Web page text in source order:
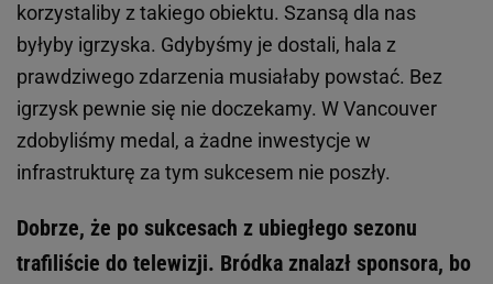
korzystaliby z takiego obiektu. Szansą dla nas
byłyby igrzyska. Gdybyśmy je dostali, hala z
prawdziwego zdarzenia musiałaby powstać. Bez
igrzysk pewnie się nie doczekamy. W Vancouver
zdobyliśmy medal, a żadne inwestycje w
infrastrukturę za tym sukcesem nie poszły.
Dobrze, że po sukcesach z ubiegłego sezonu
trafiliście do telewizji. Bródka znalazł sponsora, bo